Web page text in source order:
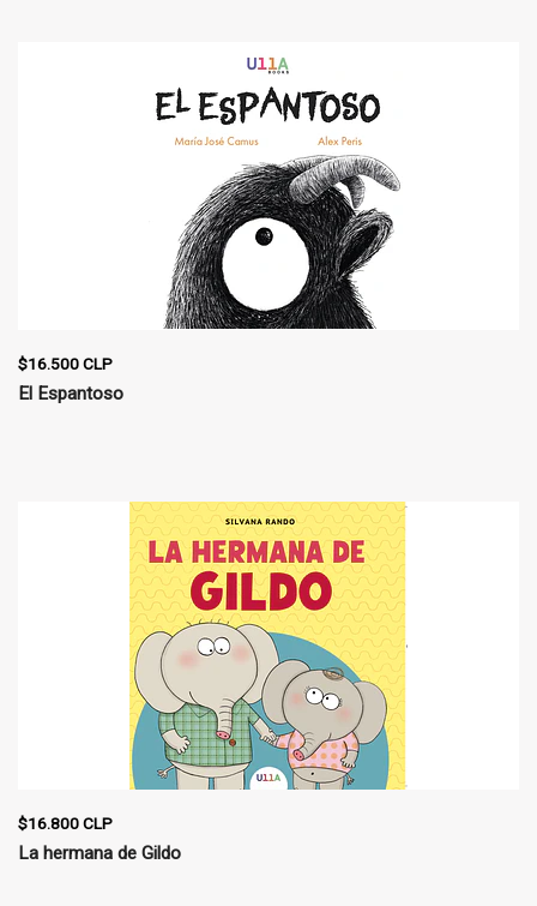
$16.500 CLP
El Espantoso
$16.800 CLP
La hermana de Gildo